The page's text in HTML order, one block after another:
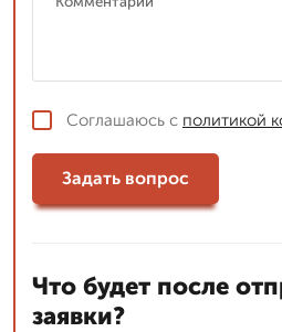
Соглашаюсь с политикой
Задать вопрос
Что будет после
заявки?